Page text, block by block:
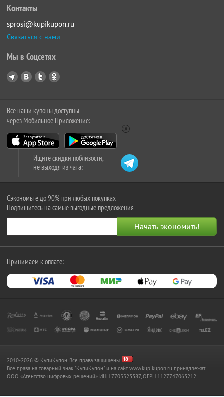
Контакты
sprosi@kupikupon.ru
Связаться с нами
Мы в Соцсетях
Все наши купоны доступны
через Мобильное Приложение:
Ищите скидки поблизости,
не выходя из чата:
Сэкономьте до 90% при любых покупках
Подпишитесь на самые выгодные предложения
Принимаем к оплате:
2010-2026 © КупиКупон. Все права защищены.
Все права на товарный знак "КупиКупон" и на сайт www.kupikupon.ru принадлежат
OOO «Агентство цифровых решений» ИНН 7705523387, ОГРН 1127747063212